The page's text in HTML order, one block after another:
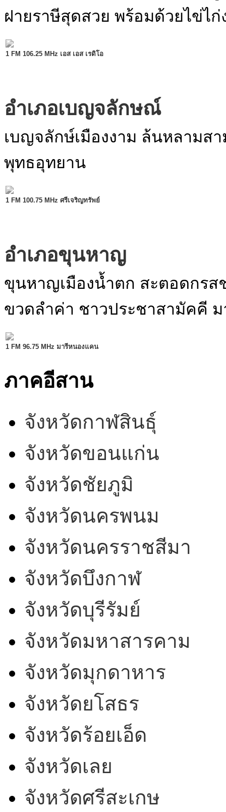
ฝายราษีสุดสวย พร้อมด้วยไข่ไ
1 FM 106.25 MHz เอส เอส เรดิโอ
อำเภอเบญจลักษณ์
เบญจลักษ์เมืองงาม ล้นหลามส
พุทธอุทยาน
1 FM 100.75 MHz ศรีเจริญทรัพย์
อำเภอขุนหาญ
ขุนหาญเมืองน้ำตก สะตอดกรส
ขวดลำค่า ชาวประชาสามัคคี
1 FM 96.75 MHz มารีหนองแคน
ภาคอีสาน
จังหวัดกาฬสินธุ์
จังหวัดขอนแก่น
จังหวัดชัยภูมิ
จังหวัดนครพนม
จังหวัดนครราชสีมา
จังหวัดบึงกาฬ
จังหวัดบุรีรัมย์
จังหวัดมหาสารคาม
จังหวัดมุกดาหาร
จังหวัดยโสธร
จังหวัดร้อยเอ็ด
จังหวัดเลย
จังหวัดศรีสะเกษ